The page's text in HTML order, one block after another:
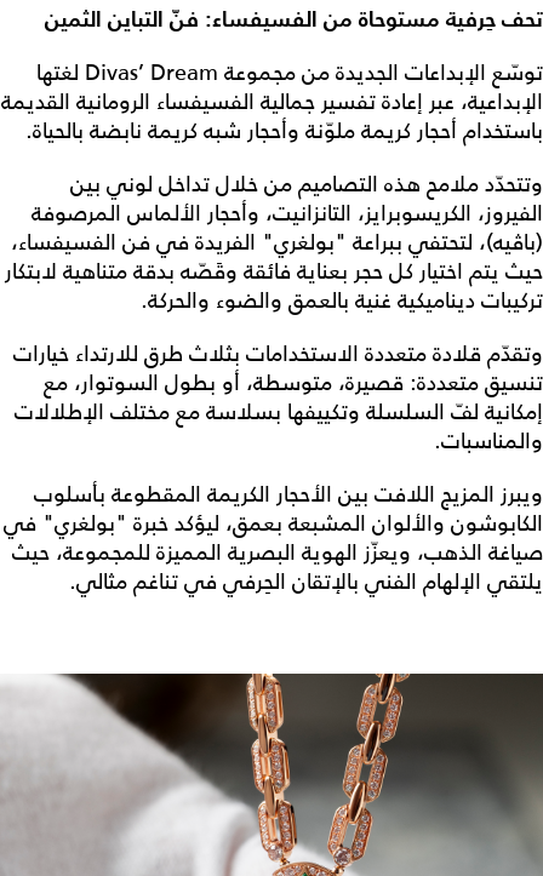
تحف حِرفية مستوحاة من الفسيفساء: فنّ التباين الثمين
توسّع الإبداعات الجديدة من مجموعة Divas’ Dream لغتها
الإبداعية، عبر إعادة تفسير جمالية الفسيفساء الرومانية القديمة
باستخدام أحجار كريمة ملوّنة وأحجار شبه كريمة نابضة بالحياة.
وتتحدّد ملامح هذه التصاميم من خلال تداخل لوني بين
الفيروز، الكريسوبرايز، التانزانيت، وأحجار الألماس المرصوفة
(باڤيه)، لتحتفي ببراعة "بولغري" الفريدة في فن الفسيفساء،
حيث يتم اختيار كل حجر بعناية فائقة وقَصّه بدقة متناهية لابتكار
تركيبات ديناميكية غنية بالعمق والضوء والحركة.
وتقدّم قلادة متعددة الاستخدامات بثلاث طرق للارتداء خيارات
تنسيق متعددة: قصيرة، متوسطة، أو بطول السوتوار، مع
إمكانية لفّ السلسلة وتكييفها بسلاسة مع مختلف الإطلالات
والمناسبات.
ويبرز المزيج اللافت بين الأحجار الكريمة المقطوعة بأسلوب
الكابوشون والألوان المشبعة بعمق، ليؤكد خبرة "بولغري" في
صياغة الذهب، ويعزّز الهوية البصرية المميزة للمجموعة، حيث
يلتقي الإلهام الفني بالإتقان الحِرفي في تناغم مثالي.